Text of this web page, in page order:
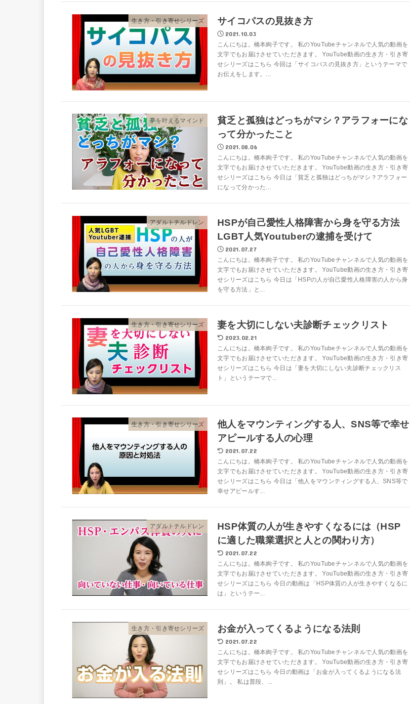
生き方・引き寄せシリーズ サイコパスの見抜き方
2021.10.03
こんにちは。橋本絢子です。 私のYouTubeチャンネルで人気の動画を
文字でもお届けさせていただきます。 YouTube動画の生き方・引き寄
せシリーズはこちら 今回は「サイコパスの見抜き方」というテーマで
お伝えをします。...
夢を叶えるマインド
貧乏と孤独はどっちがマシ？アラフォーにな
って分かったこと
2021.08.06
こんにちは。橋本絢子です。 私のYouTubeチャンネルで人気の動画を
文字でもお届けさせていただきます。 YouTube動画の生き方・引き寄
せシリーズはこちら 今日は「貧乏と孤独はどっちがマシ？アラフォー
になって分かった...
アダルトチルドレン
HSPが自己愛性人格障害から身を守る方法
LGBT人気Youtuberの逮捕を受けて
2021.07.27
こんにちは。橋本絢子です。 私のYouTubeチャンネルで人気の動画を
文字でもお届けさせていただきます。 YouTube動画の生き方・引き寄
せシリーズはこちら 今日は「HSPの人が自己愛性人格障害の人から身
を守る方法」と...
生き方・引き寄せシリーズ 妻を大切にしない夫診断チェックリスト
2023.02.21
こんにちは。橋本絢子です。 私のYouTubeチャンネルで人気の動画を
文字でもお届けさせていただきます。 YouTube動画の生き方・引き寄
せシリーズはこちら 今日は「妻を大切にしない夫診断チェックリス
ト」というテーマで...
生き方・引き寄せシリーズ
他人をマウンティングする人、SNS等で幸せ
アピールする人の心理
2021.07.22
こんにちは。橋本絢子です。 私のYouTubeチャンネルで人気の動画を
文字でもお届けさせていただきます。 YouTube動画の生き方・引き寄
せシリーズはこちら 今日は「他人をマウンティングする人、SNS等で
幸せアピールす...
アダルトチルドレン
HSP体質の人が生きやすくなるには（HSP
に適した職業選択と人との関わり方）
2021.07.22
こんにちは。橋本絢子です。 私のYouTubeチャンネルで人気の動画を
文字でもお届けさせていただきます。 YouTube動画の生き方・引き寄
せシリーズはこちら 今日の動画は「HSP体質の人が生きやすくなるに
は」というテー...
生き方・引き寄せシリーズ お金が入ってくるようになる法則
2021.07.22
こんにちは。橋本絢子です。 私のYouTubeチャンネルで人気の動画を
文字でもお届けさせていただきます。 YouTube動画の生き方・引き寄
せシリーズはこちら 今日の動画は「お金が入ってくるようになる法
則」。 私は普段、...